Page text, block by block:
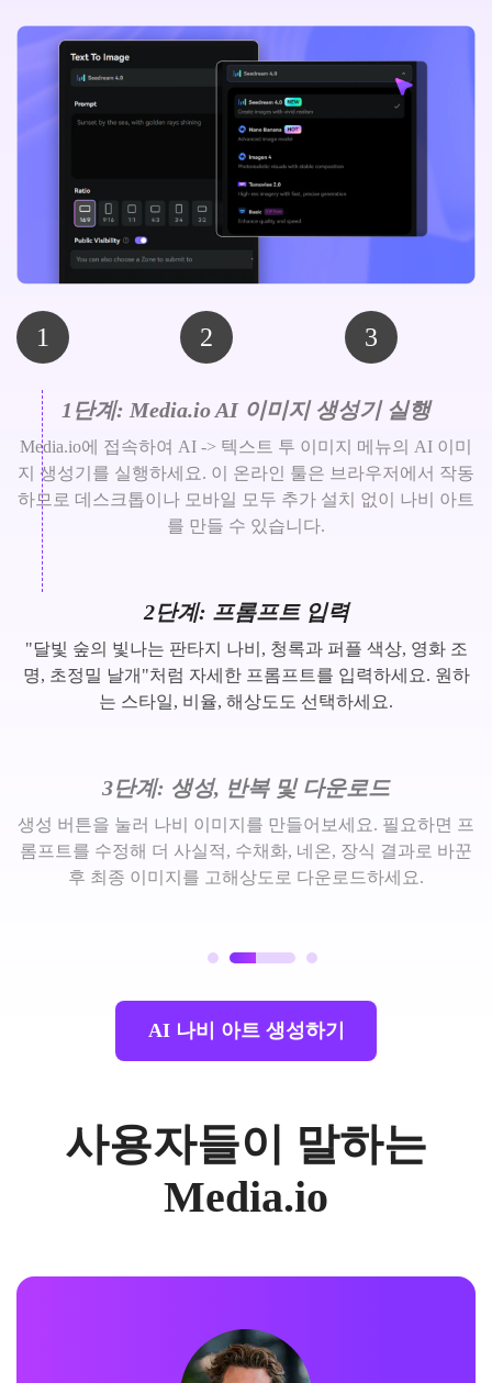
1 2 3
1단계: Media.io AI 이미지 생성기 실행
Media.io에 접속하여 AI -> 텍스트 투 이미지 메뉴의 AI 이미
지 생성기를 실행하세요. 이 온라인 툴은 브라우저에서 작동
하므로 데스크톱이나 모바일 모두 추가 설치 없이 나비 아트
를 만들 수 있습니다.
2단계: 프롬프트 입력
"달빛 숲의 빛나는 판타지 나비, 청록과 퍼플 색상, 영화 조
명, 초정밀 날개"처럼 자세한 프롬프트를 입력하세요. 원하
는 스타일, 비율, 해상도도 선택하세요.
3단계: 생성, 반복 및 다운로드
생성 버튼을 눌러 나비 이미지를 만들어보세요. 필요하면 프
롬프트를 수정해 더 사실적, 수채화, 네온, 장식 결과로 바꾼
후 최종 이미지를 고해상도로 다운로드하세요.
AI 나비 아트 생성하기
사용자들이 말하는
Media.io